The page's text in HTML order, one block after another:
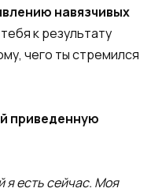
навязчивых
к результату
чего ты стремился
приведенную
я есть сейчас. Моя